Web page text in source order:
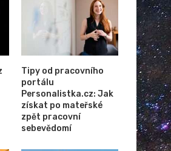
a
Louis Vuitton – ikonická
prestižní módní značka
Tipy od pracovního
portálu
Personalistka.cz: Jak
získat po mateřské
zpět pracovní
sebevědomí